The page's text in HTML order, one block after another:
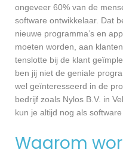
ongeveer 60% van de
software ontwikkelaar. Dat
nieuwe programma’s en
moeten worden, aan
tenslotte bij de klant
ben jij niet de geniale
wel geïnteresseerd in de
bedrijf zoals Nylos B.V. in
kun je altijd nog als
Waarom